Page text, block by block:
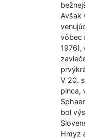
Avšak
vôbec
1976),
V 20.
pinca,
bol
Hmyz